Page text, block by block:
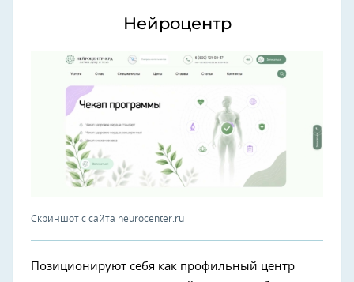
Нейроцентр
Скриншот с сайта neurocenter.ru
Позиционируют себя как профильный центр